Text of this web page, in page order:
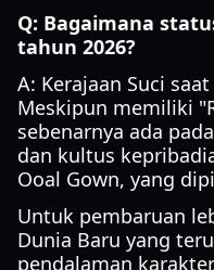
Q: Bagaimana
tahun 2026?
A: Kerajaan Suci
Meskipun memiliki
sebenarnya ada
dan kultus
Ooal Gown, yang
Untuk pembaruan
Dunia Baru yang
pendalaman